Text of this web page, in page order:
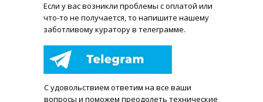
Если у вас возникли проблемы с оплатой или
что-то не получается, то напишите нашему
заботливому куратору в телеграмме.
С удовольствием ответим на все ваши
вопросы и поможем преодолеть технические